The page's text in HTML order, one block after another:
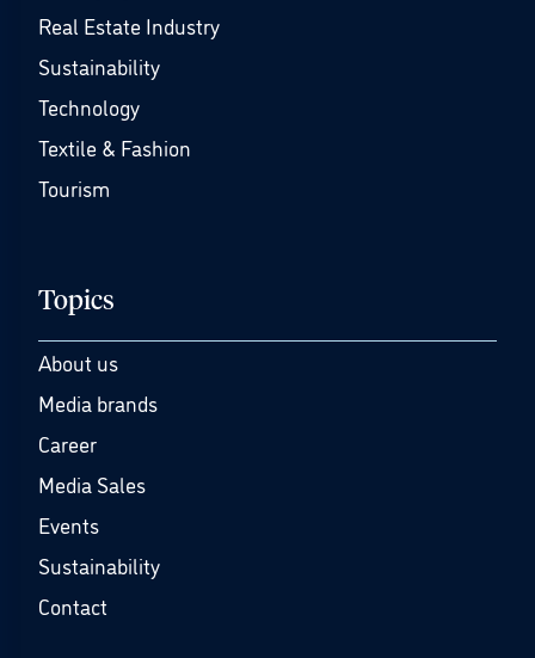
Real Estate Industry
Sustainability
Technology
Textile & Fashion
Tourism
Topics
About us
Media brands
Career
Media Sales
Events
Sustainability
Contact